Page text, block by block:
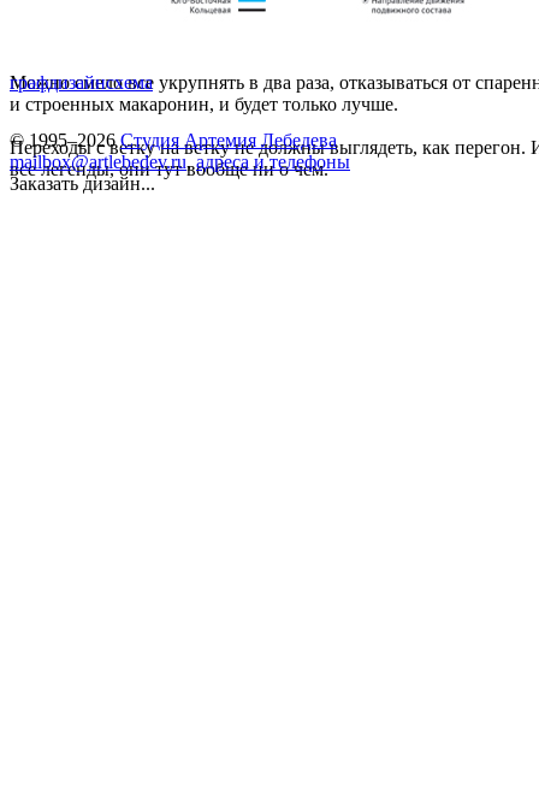
Можно смело все укрупнять в два раза, отказываться от
и строенных макаронин, и будет только лучше.
Переходы с ветку на ветку не должны выглядеть, как перегон.
все легенды, они тут вообще ни о чем.
графдизайнсхема
© 1995–2026 Студия Артемия Лебедева
mailbox@artlebedev.ru, адреса и телефоны
Заказать дизайн...